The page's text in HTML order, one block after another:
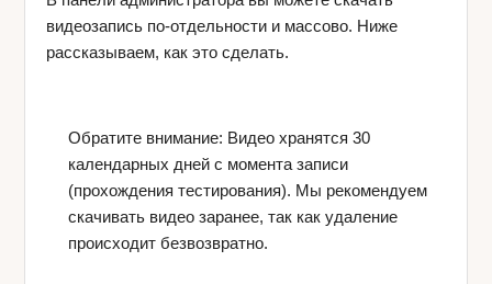
видеозапись по-отдельности и массово. Ниже
рассказываем, как это сделать.
Обратите внимание: Видео хранятся 30
календарных дней с момента записи
(прохождения тестирования). Мы рекомендуем
скачивать видео заранее, так как удаление
происходит безвозвратно.